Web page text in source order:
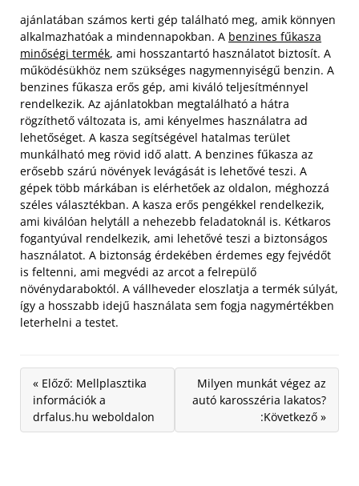
ajánlatában számos kerti gép található meg, amik könnyen
alkalmazhatóak a mindennapokban. A benzines fűkasza
minőségi termék, ami hosszantartó használatot biztosít. A
működésükhöz nem szükséges nagymennyiségű benzin. A
benzines fűkasza erős gép, ami kiváló teljesítménnyel
rendelkezik. Az ajánlatokban megtalálható a hátra
rögzíthető változata is, ami kényelmes használatra ad
lehetőséget. A kasza segítségével hatalmas terület
munkálható meg rövid idő alatt. A benzines fűkasza az
erősebb szárú növények levágását is lehetővé teszi. A
gépek több márkában is elérhetőek az oldalon, méghozzá
széles választékban. A kasza erős pengékkel rendelkezik,
ami kiválóan helytáll a nehezebb feladatoknál is. Kétkaros
fogantyúval rendelkezik, ami lehetővé teszi a biztonságos
használatot. A biztonság érdekében érdemes egy fejvédőt
is feltenni, ami megvédi az arcot a felrepülő
növénydaraboktól. A vállheveder eloszlatja a termék súlyát,
így a hosszabb idejű használata sem fogja nagymértékben
leterhelni a testet.
« Előző: Mellplasztika
információk a
drfalus.hu weboldalon
Milyen munkát végez az
autó karosszéria lakatos?
:Következő »